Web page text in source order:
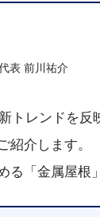
表 前川祐介
トレンドを
紹介します。
る「金属屋根